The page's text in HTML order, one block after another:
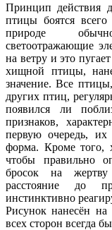
Принцип действия
птицы боятся
природе
светоотражающие
на ветру и это
хищной птицы,
значение. Все
других птиц,
появился ли
признаков,
первую очередь, их
форма. Кроме того,
чтобы правильно
бросок на жертву
расстояние до
инстинктивно
Рисунок нанесён на
всех сторон всегда